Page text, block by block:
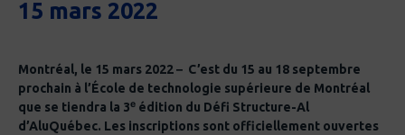
15 mars 2022
Montréal, le 15 mars 2022– C’est du 15 au 18 septembre
prochain à l’École de technologie supérieure de Montréal
que se tiendra la 3e édition du Défi Structure-Al
d’AluQuébec. Les inscriptions sont officiellement ouvertes